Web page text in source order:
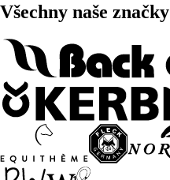
Všechny naše značky